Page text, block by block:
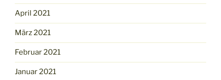
April 2021
März 2021
Februar 2021
Januar 2021